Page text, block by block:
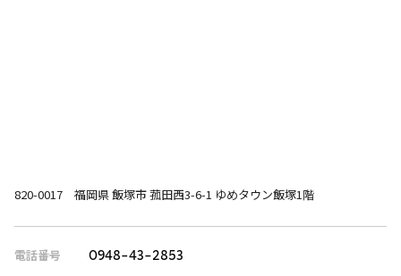
820-0017 福岡県 飯塚市 菰田西3-6-1 ゆめタウン飯塚1階
電話番号 0948-43-2853